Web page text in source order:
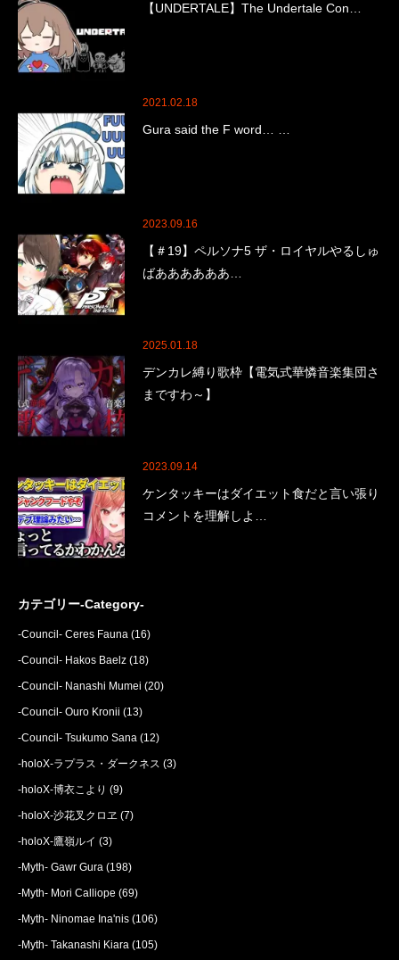
【UNDERTALE】The Undertale Con…
2021.02.18
Gura said the F word… …
2023.09.16
【＃19】ペルソナ5 ザ・ロイヤルやるしゅ
ばああああああ…
2025.01.18
デンカレ縛り歌枠【電気式華憐音楽集団さ
まですわ～】
2023.09.14
ケンタッキーはダイエット食だと言い張り
コメントを理解しよ…
カテゴリー-Category-
-Council- Ceres Fauna (16)
-Council- Hakos Baelz (18)
-Council- Nanashi Mumei (20)
-Council- Ouro Kronii (13)
-Council- Tsukumo Sana (12)
-holoX-ラプラス・ダークネス (3)
-holoX-博衣こより (9)
-holoX-沙花叉クロヱ (7)
-holoX-鷹嶺ルイ (3)
-Myth- Gawr Gura (198)
-Myth- Mori Calliope (69)
-Myth- Ninomae Ina'nis (106)
-Myth- Takanashi Kiara (105)